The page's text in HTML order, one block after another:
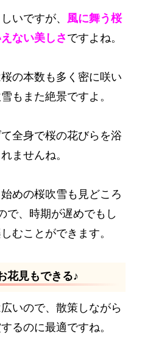
いですが、 風に舞う桜
ない美しさですよね。
の本数も多く密に咲い
もまた絶景ですよ。
全身で桜の花びらを浴
ませんね。
めの桜吹雪も見どころ
で、時期が遅めでもし
むことができます。
花見もできる♪
いので、散策しながら
るのに最適ですね。